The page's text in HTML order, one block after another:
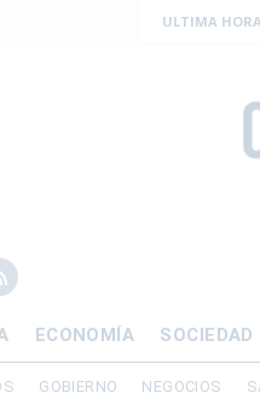
ULTIMA HORA
ECONOMÍA SOCIEDAD
GOBIERNO NEGOCIOS